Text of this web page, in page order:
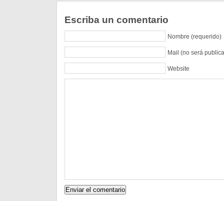
Escriba un comentario
Nombre (requerido)
Mail (no será
Website